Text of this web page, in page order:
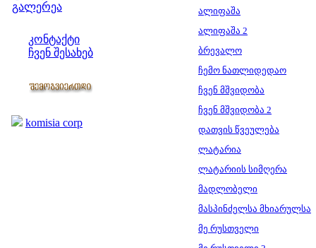
გალერეა
კონტაქტი
ჩვენ შესახებ
komisia corp
ალიფაშა
ალიფაშა 2
ბრევალო
ჩემო ნათლიდედაო
ჩვენ მშვიდობა
ჩვენ მშვიდობა 2
დათვის წვეულება
ლატარია
ლატარიის სიმღერა
მადლობელი
მასპინძელსა მხიარულსა
მე რუსთველი